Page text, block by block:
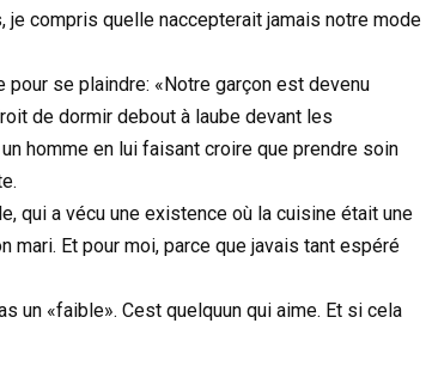
compris quelle naccepterait jamais notre mode
se plaindre: «Notre garçon est devenu
de dormir debout à laube devant les
homme en lui faisant croire que prendre soin
qui a vécu une existence où la cuisine était une
mari. Et pour moi, parce que javais tant espéré
un «faible». Cest quelquun qui aime. Et si cela